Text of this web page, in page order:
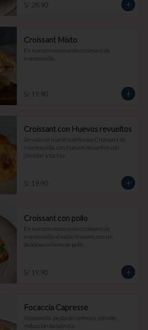
S/ 28.90
Croissant Mixto
En nuestro reconocido croissant de
mantequilla.
S/ 19.90
Croissant con Huevos revueltos
Servido en nuestro delicioso Croissant de
mantequilla, con huevos revueltos con
cheddar y tocino
S/ 19.90
Croissant con pollo
En nuestro reconocido croissant de
mantequilla al estilo francés, con un
delicioso relleno de pollo.
S/ 19.90
Focaccia Capresse
Mozzarella, pesto de cashews, tomate,
reducción balsámica.